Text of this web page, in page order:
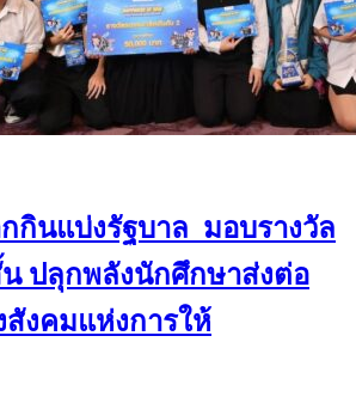
กินแบ่งรัฐบาล มอบรางวัล
ปลุกพลังนักศึกษาส่งต่อ
งคมแห่งการให้